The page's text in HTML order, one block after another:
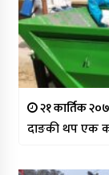
२१ कार्तिक
दाङकी थप एक